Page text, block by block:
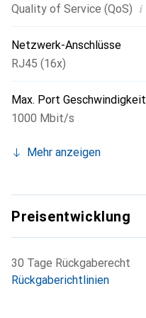
Quality of Service (QoS) i
Netzwerk-Anschlüsse
RJ45 (16x)
Max. Port Geschwindigkeit
1000 Mbit/s
Mehr anzeigen
Preisentwicklung
30 Tage Rückgaberecht
Rückgaberichtlinien